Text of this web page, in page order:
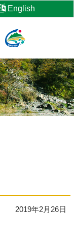
English
2019年2月26日